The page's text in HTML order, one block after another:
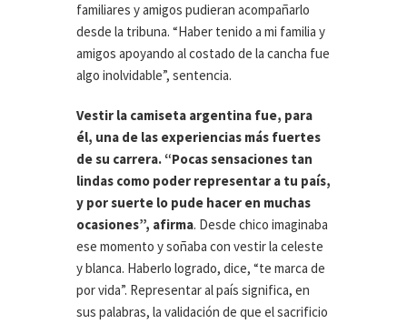
familiares y amigos pudieran acompañarlo
desde la tribuna. “Haber tenido a mi familia y
amigos apoyando al costado de la cancha fue
algo inolvidable”, sentencia.
Vestir la camiseta argentina fue, para
él, una de las experiencias más fuertes
de su carrera. “Pocas sensaciones tan
lindas como poder representar a tu país,
y por suerte lo pude hacer en muchas
ocasiones”, afirma. Desde chico imaginaba
ese momento y soñaba con vestir la celeste
y blanca. Haberlo logrado, dice, “te marca de
por vida”. Representar al país significa, en
sus palabras, la validación de que el sacrificio